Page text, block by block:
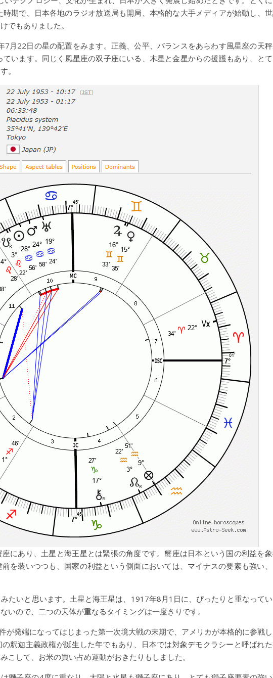
期で、日本各地のラジオ放送局も開局、本格的な大手メディアが始動し、
でもありました。
月22日の星の配置をみます。正義、公平、バランスをあらわす風星座の天
います。同じく風星座の双子座にいる、木星と金星からの援護もあり、と
。
にあり、土星と海王星とは緊張の角度です。蟹座は日本という国の利益を
を装いつつも、国家の利益という側面においては、マイナスの要素も強い、
たいと思います。土星と海王星は、1917年8月1日に、ぴったりと重なってい
いので、二つの天体が重なるタイミングは一度きりです。
が発端になってはじまった第一次境大戦の末期で、アメリカが本格的に参戦
釈迦主義政権が誕生した年でもあり、日本では対象デモクラシーと呼ばれ
こして、お米の買い占め運動がおきたりもしました。